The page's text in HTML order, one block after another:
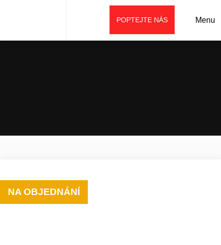
Menu
POPTEJTE NÁS
NA OBJEDNÁNÍ